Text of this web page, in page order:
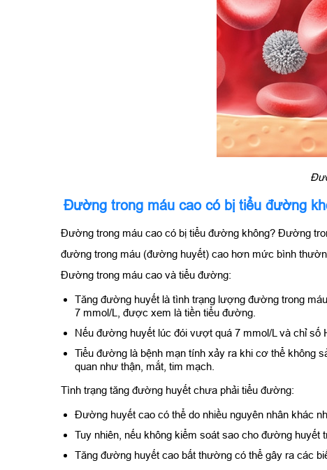
Đường trong máu cao có bị tiểu đường
Đường trong máu cao có bị tiểu đường không? Đường
đường trong máu (đường huyết) cao hơn mức bình
Đường trong máu cao và tiểu đường:
Tăng đường huyết là tình trạng lượng đường trong
7 mmol/L, được xem là tiền tiểu đường.
Nếu đường huyết lúc đói vượt quá 7 mmol/L và chỉ
Tiểu đường là bệnh mạn tính xảy ra khi cơ thể không
quan như thận, mắt, tim mạch.
Tình trạng tăng đường huyết chưa phải tiểu đường:
Đường huyết cao có thể do nhiều nguyên nhân khác
Tuy nhiên, nếu không kiểm soát sao cho đường
Tăng đường huyết cao bất thường có thể gây ra các